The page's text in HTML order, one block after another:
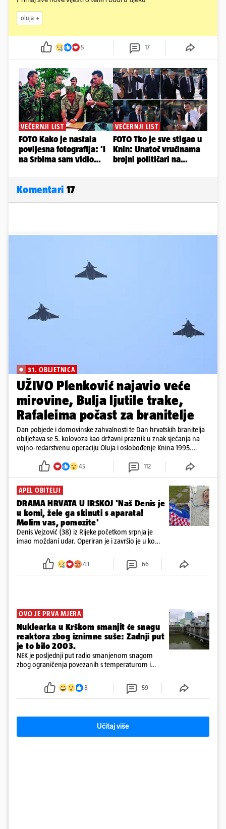
oluja
5 17
Komentari 17
31. OBLJETNICA
UŽIVO Plenković najavio veće
mirovine, Bulja ljutile trake,
Rafaleima počast za branitelje
Dan pobjede i domovinske zahvalnosti te Dan hrvatskih branitelja
obilježava se 5. kolovoza kao državni praznik u znak sjećanja na
vojno-redarstvenu operaciju Oluja i oslobođenje Knina 1995.
45 112
APEL OBITELJI
DRAMA HRVATA U IRSKOJ 'Naš Denis je
u komi, žele ga skinuti s aparata!
Molim vas, pomozite'
Denis Vejzović (38) iz Rijeke početkom srpnja je
imao moždani udar. Operiran je i završio je u komi.
tamošnji liječnici ne vjeruju u oporavak: 'Imamo
43 66
OVO JE PRVA MJERA
Nuklearka u Krškom smanjit će snagu
reaktora zbog iznimne suše: Zadnji put
je to bilo 2003.
NEK je posljednji put radio smanjenom snagom
zbog ograničenja povezanih s temperaturom i
smanjenje snage bilo potrebno više od 90 dana.
8 59
Učitaj više